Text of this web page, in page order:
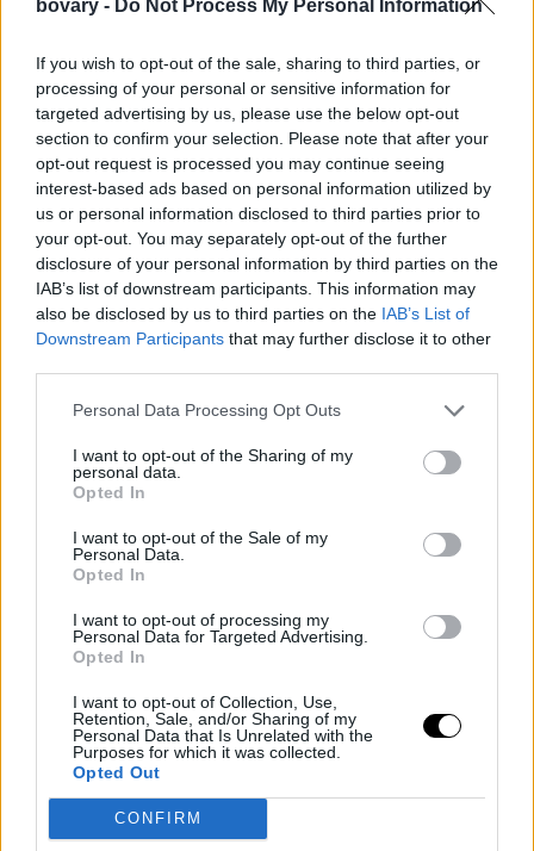
bovary - Do Not Process My Personal Information
If you wish to opt-out of the sale, sharing to third parties, or
processing of your personal or sensitive information for
targeted advertising by us, please use the below opt-out
section to confirm your selection. Please note that after your
opt-out request is processed you may continue seeing
interest-based ads based on personal information utilized by
us or personal information disclosed to third parties prior to
your opt-out. You may separately opt-out of the further
disclosure of your personal information by third parties on the
IAB’s list of downstream participants. This information may
also be disclosed by us to third parties on the IAB’s List of
Downstream Participants that may further disclose it to other
Personal Data Processing Opt Outs
I want to opt-out of the Sharing of my
personal data.
Opted In
I want to opt-out of the Sale of my
Personal Data.
Opted In
I want to opt-out of processing my
Personal Data for Targeted Advertising.
Opted In
I want to opt-out of Collection, Use,
Retention, Sale, and/or Sharing of my
Personal Data that Is Unrelated with the
Purposes for which it was collected.
Opted Out
CONFIRM
φυτικές ίνες:
Μαρούλι, σπανάκι, ρόκα, λάχανο είναι πλούσια σε
φυτικές ίνες και είναι η βάση για μια χορταστική σαλάτα.
Μπορείς να κάνεις συνδυασμούς ώστε η σαλάτα να έχει ακόμα
πιο πλούσια γεύση. Δύο κούπες από πράσινα λαχανικά είναι η
ιδανική ποσότητα.
Βήμα 2ο: Κόψε τα «πολύχρωμα» λαχανικά σε φέτες ή
κύβους: Οι διατροφολόγοι υποστηρίζουν ότι όσο πιο
πολύχρωμη είναι η σαλάτα τόσο πιο πολλά θρεπτικά συστατικά
και βιταμίνες έχει. Η φύση προσφέρει μεγάλη ποικιλία σε
Βήμα 3ο: Βάλε στη σαλάτα σου πρωτεΐνη:
Η πρωτεΐνη (πχ
κοτόπουλο, γαλοπούλα, ψάρι) είναι απαραίτητη για την σαλάτα
σου αν δεν θέλεις να πεινάσεις λίγο μετά. Mπορείς να
προσθέσεις ακόμα φασόλια και να την κάνεις ακόμα πιο
χορταστική. Φρόντισε μόνο η αναλογία της πρωτείνης να είναι η